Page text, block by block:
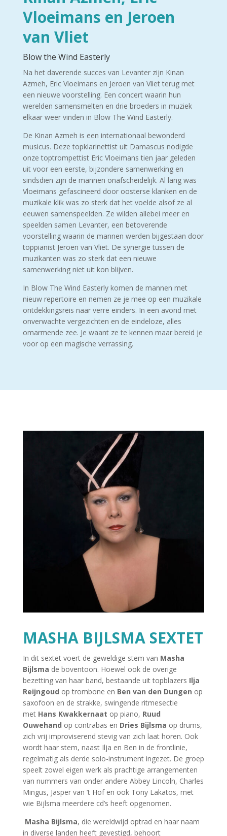
Vloeimans en Jeroen
van Vliet
Blow the Wind Easterly
Na het daverende succes van Levanter zijn Kinan
Azmeh, Eric Vloeimans en Jeroen van Vliet terug met
een nieuwe voorstelling. Een concert waarin hun
werelden samensmelten en drie broeders in muziek
elkaar weer vinden in Blow The Wind Easterly.
De Kinan Azmeh is een internationaal bewonderd
musicus. Deze topklarinettist uit Damascus nodigde
onze toptrompettist Eric Vloeimans tien jaar geleden
uit voor een eerste, bijzondere samenwerking en
sindsdien zijn de mannen onafscheidelijk. Al lang was
Vloeimans gefascineerd door oosterse klanken en de
muzikale klik was zo sterk dat het voelde alsof ze al
eeuwen samenspeelden. Ze wilden allebei meer en
speelden samen Levanter, een betoverende
voorstelling waarin de mannen werden bijgestaan door
toppianist Jeroen van Vliet. De synergie tussen de
muzikanten was zo sterk dat een nieuwe
samenwerking niet uit kon blijven.
In Blow The Wind Easterly komen de mannen met
nieuw repertoire en nemen ze je mee op een muzikale
ontdekkingsreis naar verre einders. In een avond met
onverwachte vergezichten en de eindeloze, alles
omarmende zee. Je waant ze te kennen maar bereid je
voor op een magische verrassing.
MASHA BIJLSMA SEXTET
In dit sextet voert de geweldige stem van Masha
Bijlsma de boventoon. Hoewel ook de overige
bezetting van haar band, bestaande uit topblazers Ilja
Reijngoud op trombone en Ben van den Dungen op
saxofoon en de strakke, swingende ritmesectie
met Hans Kwakkernaat op piano, Ruud
Ouwehand op contrabas en Dries Bijlsma op drums,
zich vrij improviserend stevig van zich laat horen. Ook
wordt haar stem, naast Ilja en Ben in de frontlinie,
regelmatig als derde solo-instrument ingezet. De groep
speelt zowel eigen werk als prachtige arrangementen
van nummers van onder andere Abbey Lincoln, Charles
Mingus, Jasper van ’t Hof en ook Tony Lakatos, met
wie Bijlsma meerdere cd’s heeft opgenomen.
Masha Bijlsma, die wereldwijd optrad en haar naam
in diverse landen heeft gevestigd, behoort